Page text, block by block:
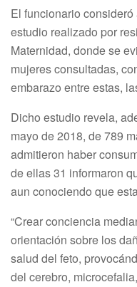
El funcionario
estudio realizado por
Maternidad, donde se
mujeres consultadas,
embarazo entre estas,
Dicho estudio revela,
mayo de 2018, de 789
admitieron haber
de ellas 31 informaron
aun conociendo que
“Crear conciencia
orientación sobre los
salud del feto,
del cerebro,